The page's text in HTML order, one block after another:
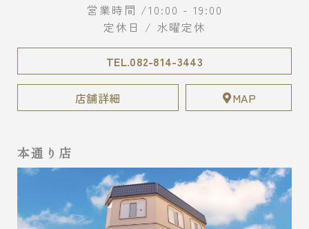
営業時間 /10:00 - 19:00
定休日 / 水曜定休
TEL.082-814-3443
店舗詳細 MAP
本通り店